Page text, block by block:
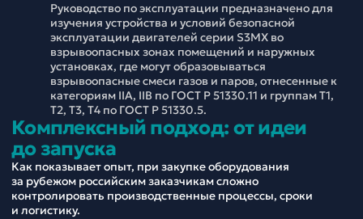
Руководство по эксплуатации предназначено для
изучения устройства и условий безопасной
эксплуатации двигателей серии S3MX во
взрывоопасных зонах помещений и наружных
установках, где могут образовываться
взрывоопасные смеси газов и паров, отнесенные к
категориям IIА, IIВ по ГОСТ Р 51330.11 и группам Т1,
Т2, T3, Т4 по ГОСТ Р 51330.5.
Комплексный подход: от идеи
до запуска
Как показывает опыт, при закупке оборудования
за рубежом российским заказчикам сложно
контролировать производственные процессы, сроки
и логистику.